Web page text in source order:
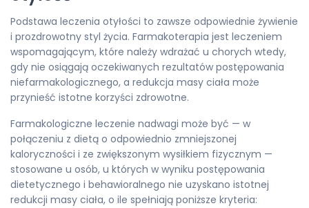
Podstawa leczenia otyłości to zawsze odpowiednie żywienie
i prozdrowotny styl życia. Farmakoterapia jest leczeniem
wspomagającym, które należy wdrażać u chorych wtedy,
gdy nie osiągają oczekiwanych rezultatów postępowania
niefarmakologicznego, a redukcja masy ciała może
przynieść istotne korzyści zdrowotne.
Farmakologiczne leczenie nadwagi może być — w
połączeniu z dietą o odpowiednio zmniejszonej
kaloryczności i ze zwiększonym wysiłkiem fizycznym —
stosowane u osób, u których w wyniku postępowania
dietetycznego i behawioralnego nie uzyskano istotnej
redukcji masy ciała, o ile spełniają poniższe kryteria: